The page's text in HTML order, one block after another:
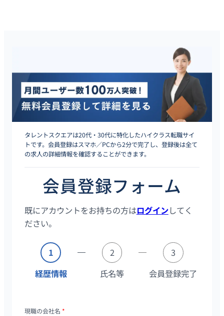
タレントスクエアは20代・30代に特化したハイクラス転職サイ
トです。会員登録はスマホ／PCから2分で完了し、登録後は全て
の求人の詳細情報を確認することができます。
会員登録フォーム
既にアカウントをお持ちの方はログインしてく
ださい。
1
経歴情報
2
氏名等
3
会員登録完了
現職の会社名 *